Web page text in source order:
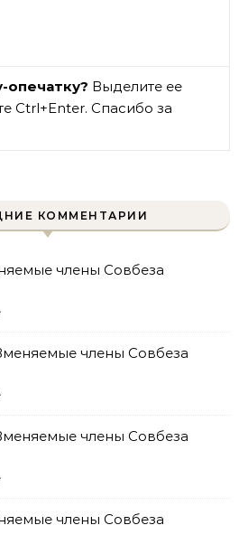
Выделите ее
Ctrl+Enter. Спасибо за
КОММЕНТАРИИ
члены Совбеза
члены Совбеза
члены Совбеза
члены Совбеза